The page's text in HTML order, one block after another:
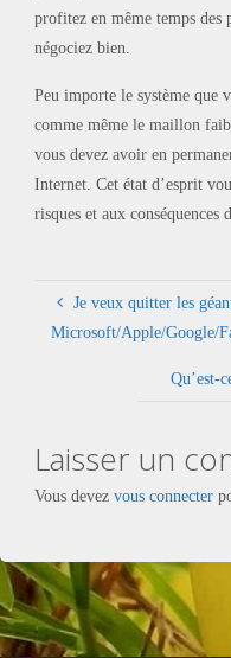
profitez en même temps des
négociez bien.
Peu importe le système que
comme même le maillon
vous devez avoir en
Internet. Cet état d’esprit
risques et aux conséquences
Je veux quitter les
Microsoft/Apple/Google/
Qu’est-
Laisser un
Vous devez vous connecter